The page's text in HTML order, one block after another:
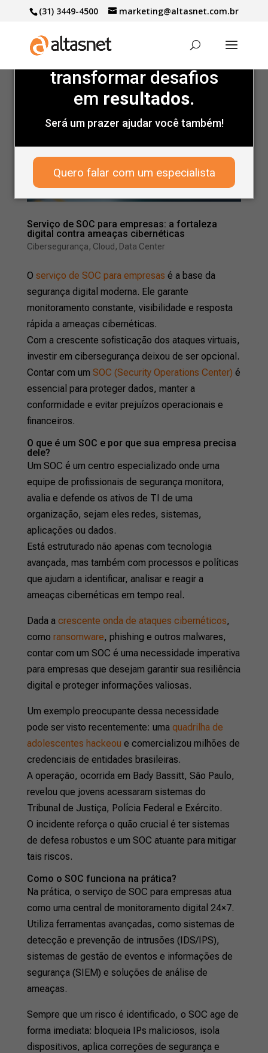
Marcas de peso
confiam
transformar desafios
em resultados.
Será um prazer ajudar você também!
Quero falar com um especialista
(31) 3449-4500 marketing@altasnet.com.br
Serviço de SOC para empresas: a fortaleza
digital contra ameaças cibernéticas
Cibersegurança, Cloud , Data Center
O serviço de SOC para empresas é a base da
segurança digital moderna. Ele garante
monitoramento constante, visibilidade e resposta
rápida a ameaças cibernéticas.
Com a crescente sofisticação dos ataques virtuais,
investir em cibersegurança deixou de ser opcional.
Contar com um SOC (Security Operations Center) é
essencial para proteger dados, manter a
conformidade e evitar prejuízos operacionais e
financeiros.
O que é um SOC e por que sua empresa precisa
dele?
Um SOC é um centro especializado onde uma
equipe de profissionais de segurança monitora,
avalia e defende os ativos de TI de uma
organização, sejam eles redes, sistemas,
aplicações ou dados.
Está estruturado não apenas com tecnologia
avançada, mas também com processos e políticas
que ajudam a identificar, analisar e reagir a
ameaças cibernéticas em tempo real.
Dada acrescente onda de ataques cibernéticos,
como ransomware, phishing e outros malwares,
contar com um SOC é uma necessidade imperativa
para empresas que desejam garantir sua resiliência
digital e proteger informações valiosas.
Um exemplo preocupante dessa necessidade
pode ser visto recentemente: uma quadrilha de
adolescentes hackeou e comercializou milhões de
credenciais de entidades brasileiras.
A operação, ocorrida em Bady Bassitt, São Paulo,
revelou que jovens acessaram sistemas do
Tribunal de Justiça, Polícia Federal e Exército.
O incidente reforça o quão crucial é ter sistemas
de defesa robustos e um SOC atuante para mitigar
tais riscos.
Como o SOC funciona na prática?
Na prática, o serviço de SOC para empresas atua
como uma central de monitoramento digital 24×7.
Utiliza ferramentas avançadas, como sistemas de
detecção e prevenção de intrusões (IDS/IPS),
sistemas de gestão de eventos e informações de
segurança (SIEM) e soluções de análise de
ameaças.
Sempre que um risco é identificado, o SOC age de
forma imediata: bloqueia IPs maliciosos, isola
dispositivos, aplica correções de segurança e